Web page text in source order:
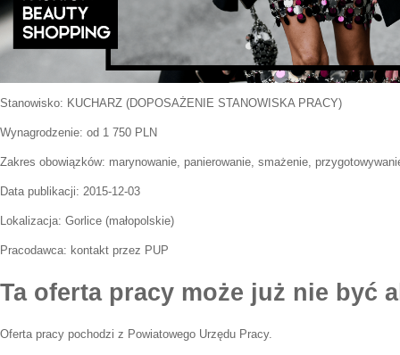
Stanowisko: KUCHARZ (DOPOSAŻENIE STANOWISKA PRACY)
Wynagrodzenie: od 1 750 PLN
Zakres obowiązków: marynowanie, panierowanie, smażenie,
Data publikacji: 2015-12-03
Lokalizacja: Gorlice (małopolskie)
Pracodawca: kontakt przez PUP
Ta oferta pracy może już nie być
Oferta pracy pochodzi z Powiatowego Urzędu Pracy.